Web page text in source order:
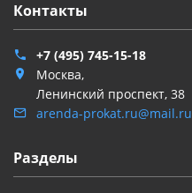
Контакты
+7 (495) 745-15-18
Москва,
Ленинский проспект, 38
arenda-prokat.ru@mail.ru
Разделы